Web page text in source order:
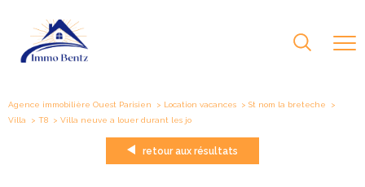
Agence immobilière Ouest Parisien Location vacances
St nom la breteche
Villa
T8 villa neuve a louer durant les jo
retour aux résultats